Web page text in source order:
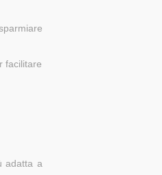
facilitare
adatta a